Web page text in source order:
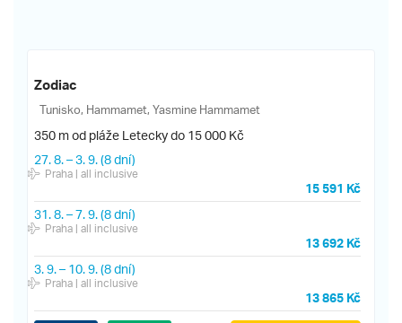
Zodiac
Tunisko, Hammamet, Yasmine Hammamet
350 m od pláže Letecky do 15 000 Kč
27. 8.–3. 9.(8 dní)
Praha| all inclusive
15 591 Kč
31. 8.–7. 9.(8 dní)
Praha| all inclusive
13 692 Kč
3. 9.– 10. 9.(8 dní)
Praha| all inclusive
13 865 Kč